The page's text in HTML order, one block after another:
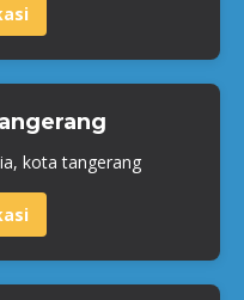
kota tangerang